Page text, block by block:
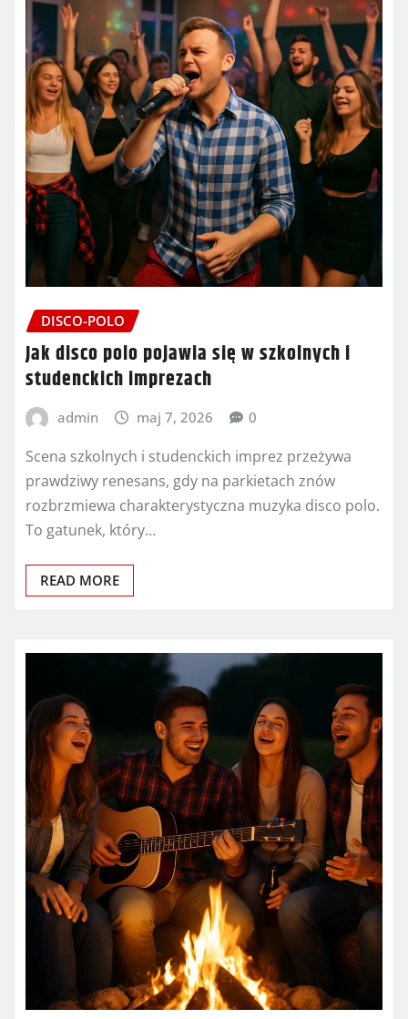
DISCO-POLO
Jak disco polo pojawia się w szkolnych i
studenckich imprezach
admin maj 7, 2026 0
Scena szkolnych i studenckich imprez przeżywa
prawdziwy renesans, gdy na parkietach znów
rozbrzmiewa charakterystyczna muzyka disco polo.
To gatunek, który…
READ MORE